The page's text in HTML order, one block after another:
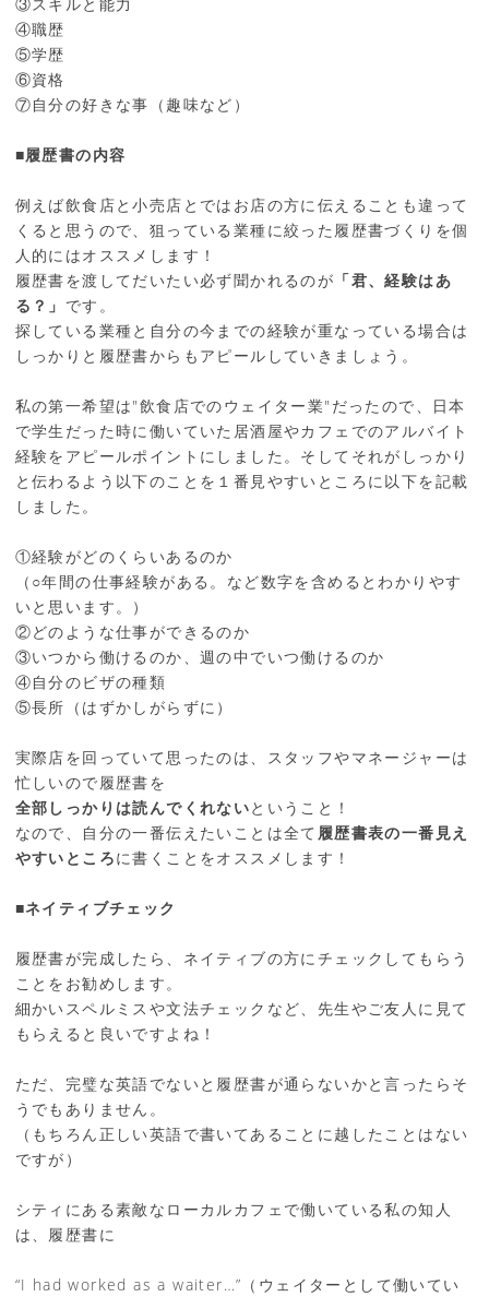
④職歴
⑤学歴
⑥資格
⑦自分の好きな事（趣味など）
■履歴書の内容
例えば飲食店と小売店とではお店の方に伝えることも違って
くると思うので、狙っている業種に絞った履歴書づくりを個
人的にはオススメします！
履歴書を渡してだいたい必ず聞かれるのが 「君、経験はあ
る？」 です。
探している業種と自分の今までの経験が重なっている場合は
しっかりと履歴書からもアピールしていきましょう。
私の第一希望は"飲食店でのウェイター業"だったので、日本
で学生だった時に働いていた居酒屋やカフェでのアルバイト
経験をアピールポイントにしました。そしてそれがしっかり
と伝わるよう以下のことを１番見やすいところに以下を記載
しました。
①経験がどのくらいあるのか
（○年間の仕事経験がある。など数字を含めるとわかりやす
いと思います。）
②どのような仕事ができるのか
③いつから働けるのか、週の中でいつ働けるのか
④自分のビザの種類
⑤長所（はずかしがらずに）
実際店を回っていて思ったのは、スタッフやマネージャーは
忙しいので履歴書を
全部しっかりは読んでくれないということ！
なので、自分の一番伝えたいことは全て 履歴書表の一番見え
やすいところに書くことをオススメします！
■ネイティブチェック
履歴書が完成したら、ネイティブの方にチェックしてもらう
ことをお勧めします。
細かいスペルミスや文法チェックなど、先生やご友人に見て
もらえると良いですよね！
ただ、完璧な英語でないと履歴書が通らないかと言ったらそ
うでもありません。
（もちろん正しい英語で書いてあることに越したことはない
ですが）
シティにある素敵なローカルカフェで働いている私の知人
は、履歴書に
“I had worked as a waiter…”（ウェイターとして働いてい